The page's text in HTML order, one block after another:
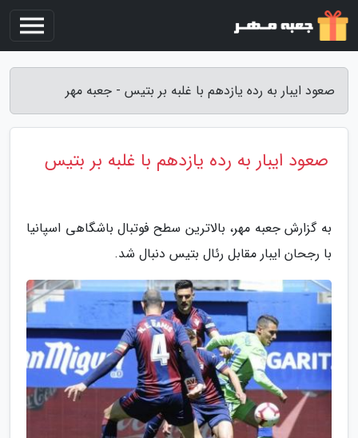
صعود ایبار به رده یازدهم با غلبه بر بتیس - جعبه مهر
صعود ایبار به رده یازدهم با غلبه بر بتیس
به گزارش جعبه مهر، بالاترین سطح فوتبال باشگاهی اسپانیا
با رجحان ایبار مقابل رئال بتیس دنبال شد.